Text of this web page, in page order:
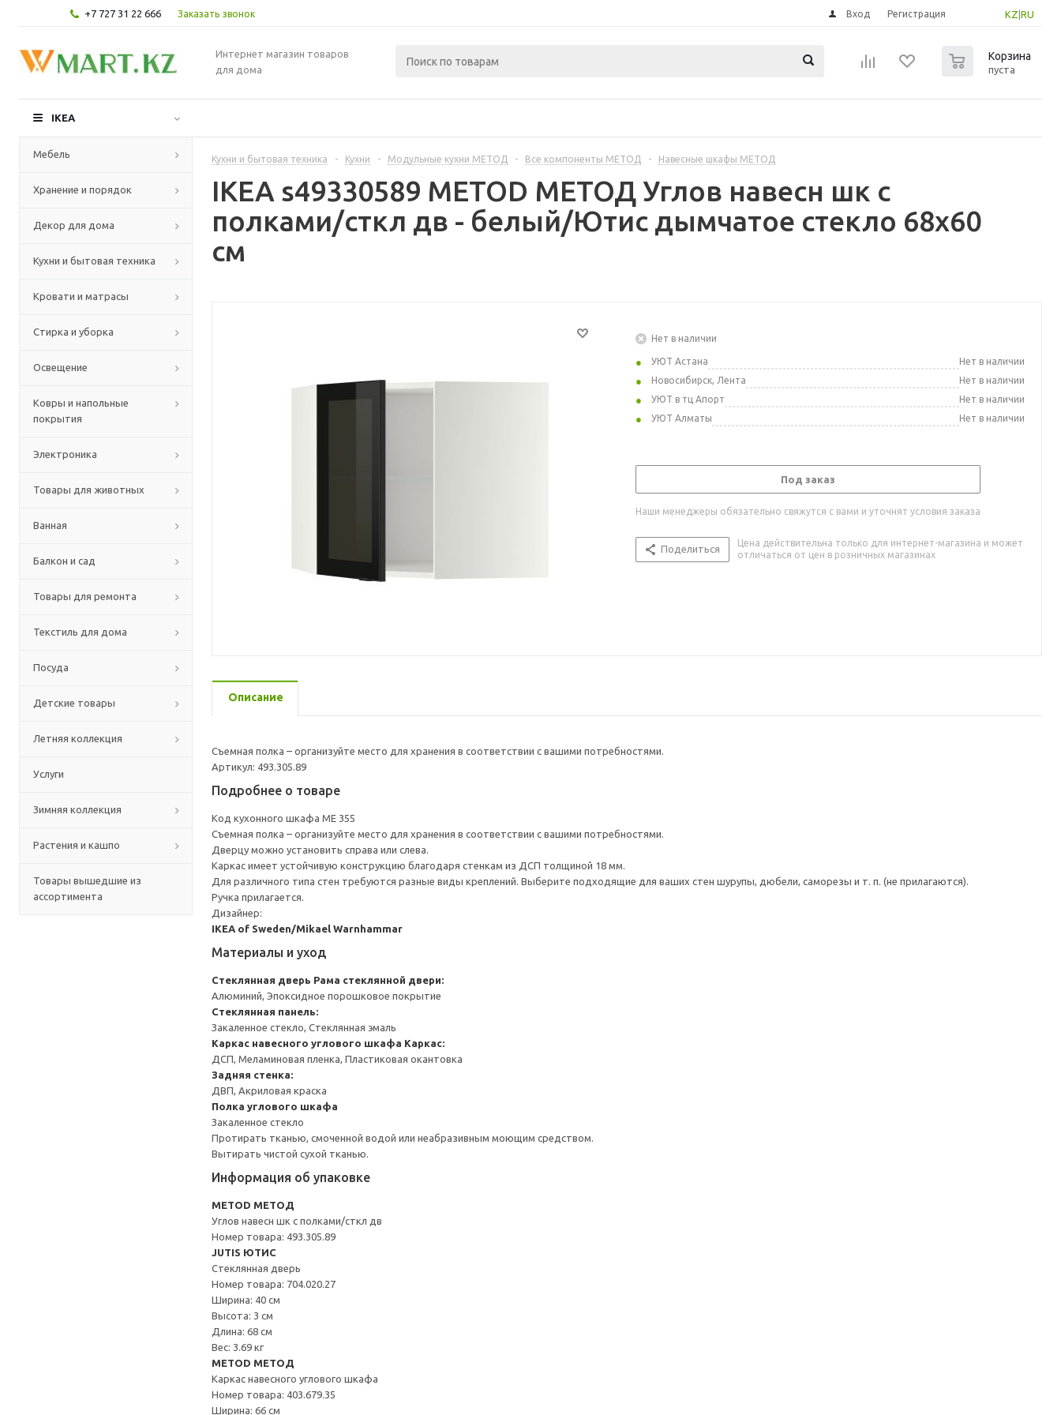
+7 727 31 22 666 Заказать звонок KZ RU
Вход Регистрация
Интернет магазин товаров
для дома
Корзина
пуста
IKEA
Мебель
Хранение и порядок
Декор для дома
Кухни и бытовая техника
Кровати и матрасы
Стирка и уборка
Освещение
Ковры и напольные
покрытия
Электроника
Товары для животных
Ванная
Балкон и сад
Товары для ремонта
Текстиль для дома
Посуда
Детские товары
Летняя коллекция
Услуги
Зимняя коллекция
Растения и кашпо
Товары вышедшие из
ассортимента
Кухни и бытовая техника - Кухни - Модульные кухни МЕТОД - Все компоненты МЕТОД - Навесные шкафы МЕТОД
IKEA s49330589 METOD МЕТОД Углов навесн шк с
полками/сткл дв - белый/Ютис дымчатое стекло 68x60
см
Нет в наличии
УЮТ Астана
Нет в наличии
Новосибирск, Лента
Нет в наличии
УЮТ в тц Апорт
Нет в наличии
УЮТ Алматы
Нет в наличии
Под заказ
Наши менеджеры обязательно свяжутся с вами и уточнят условия заказа
Поделиться
Цена действительна только для интернет-магазина и может
отличаться от цен в розничных магазинах
Описание
Съемная полка – организуйте место для хранения в соответствии с вашими потребностями.
Артикул: 493.305.89
Подробнее о товаре
Код кухонного шкафа ME 355
Съемная полка – организуйте место для хранения в соответствии с вашими потребностями.
Дверцу можно установить справа или слева.
Каркас имеет устойчивую конструкцию благодаря стенкам из ДСП толщиной 18 мм.
Для различного типа стен требуются разные виды креплений. Выберите подходящие для ваших стен шурупы, дюбели, саморезы и т. п. (не прилагаются).
Ручка прилагается.
Дизайнер:
IKEA of Sweden/Mikael Warnhammar
Материалы и уход
Стеклянная дверь Рама стеклянной двери:
Алюминий, Эпоксидное порошковое покрытие
Стеклянная панель:
Закаленное стекло, Стеклянная эмаль
Каркас навесного углового шкафа Каркас:
ДСП, Меламиновая пленка, Пластиковая окантовка
Задняя стенка:
ДВП, Акриловая краска
Полка углового шкафа
Закаленное стекло
Протирать тканью, смоченной водой или неабразивным моющим средством.
Вытирать чистой сухой тканью.
Информация об упаковке
METOD МЕТОД
Углов навесн шк с полками/сткл дв
Номер товара: 493.305.89
JUTIS ЮТИС
Стеклянная дверь
Номер товара: 704.020.27
Ширина: 40 см
Высота: 3 см
Длина: 68 см
Вес: 3.69 кг
METOD МЕТОД
Каркас навесного углового шкафа
Номер товара: 403.679.35
Ширина: 66 см